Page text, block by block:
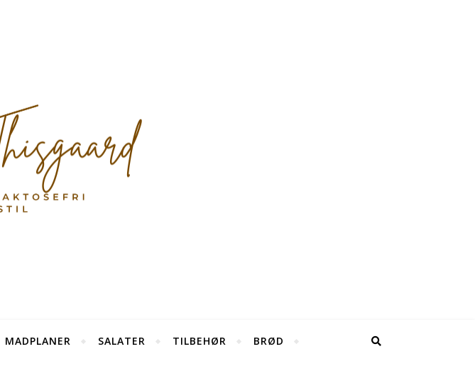
MADPLANER SALATER TILBEHØR BRØD